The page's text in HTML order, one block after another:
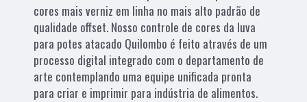
cores mais verniz em linha no mais alto padrão de
qualidade offset. Nosso controle de cores da luva
para potes atacado Quilombo é feito através de um
processo digital integrado com o departamento de
arte contemplando uma equipe unificada pronta
para criar e imprimir para indústria de alimentos.